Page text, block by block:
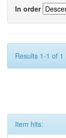
In order
Results 1-1 of
Item hits: